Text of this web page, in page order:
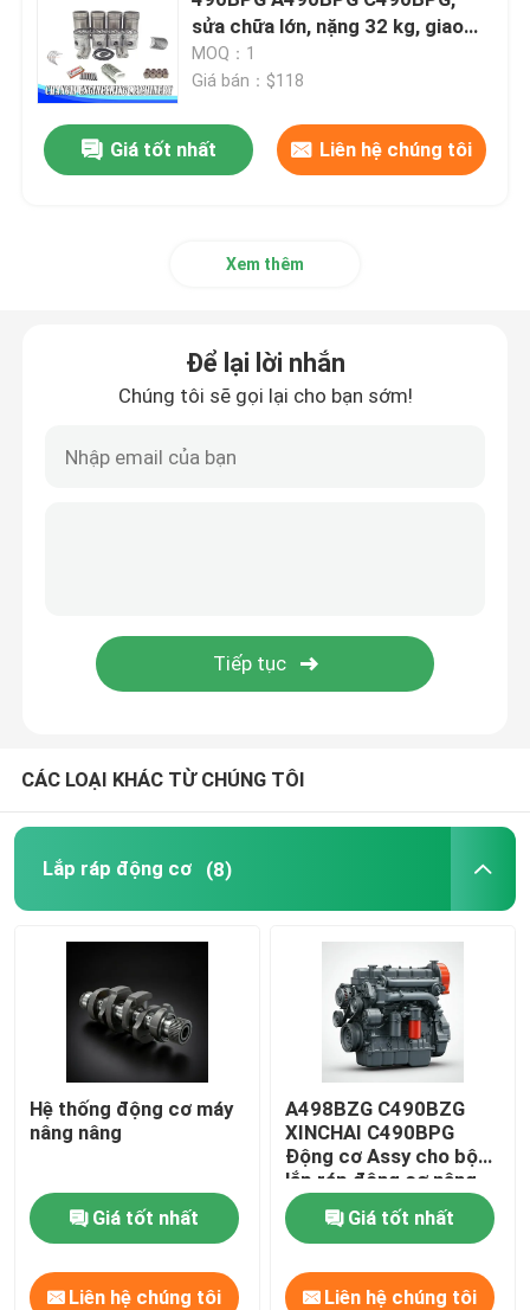
Lắp ráp đầu xi lanh và hệ thống van
Đặt bộ phận tàu máy tính
Bộ lắp ráp bánh máy bay
Hệ thống làm mát
sửa chữa lớn, nặng 32 kg, giao
hàng trong 1-3 ngày
MOQ：1
Giá bán：$118
Giá tốt nhất Liên hệ chúng tôi
Xem thêm
Để lại lời nhắn
Chúng tôi sẽ gọi lại cho bạn sớm!
CÁC LOẠI KHÁC TỪ CHÚNG TÔI
Lắp ráp động cơ (8)
Hệ thống động cơ máy
nâng nâng
Giá tốt nhất
Liên hệ chúng tôi
A498BZG C490BZG
XINCHAI C490BPG
Động cơ Assy cho bộ
lắp ráp động cơ nâng
Giá tốt nhất
Liên hệ chúng tôi